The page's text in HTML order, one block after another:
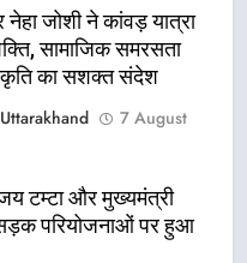
जोशी ने कांवड़ यात्रा
सामाजिक समरसता
का सशक्त संदेश
7 August
टम्टा और मुख्यमंत्री
परियोजनाओं पर हुआ